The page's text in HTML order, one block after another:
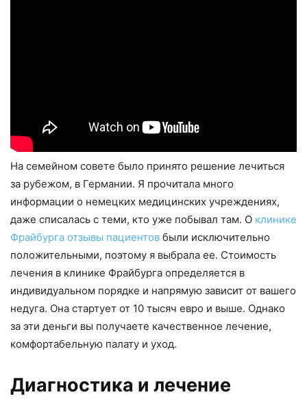
На семейном совете было принято решение лечиться
за рубежом, в Германии. Я прочитала много
информации о немецких медицинских учреждениях,
даже списалась с теми, кто уже побывал там. О клинике
Фрайбурга отзывы пациентов были исключительно
положительными, поэтому я выбрала ее. Стоимость
лечения в клинике Фрайбурга определяется в
индивидуальном порядке и напрямую зависит от вашего
недуга. Она стартует от 10 тысяч евро и выше. Однако
за эти деньги вы получаете качественное лечение,
комфортабельную палату и уход.
Диагностика и лечение